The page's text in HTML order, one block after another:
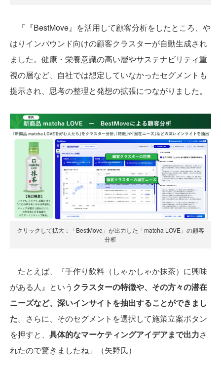
「『BestMove』を活用して顧客分析をしたところ、や
はりインバウンド向けの顧客クラスターが自動生成され
ました。健康・栄養意識の高い層やサステナビリティ重
視の層など、自社では想定していなかったセグメントも
提示され、思考の整理と発想の拡張につながりました。
クリックして拡大：「BestMove」が出力した「matcha LOVE」の顧客
分析
たとえば、『手作り飲料（しゃかしゃか抹茶）に興味
がある人』という クラスターの特徴や、その方々の潜在
ニーズなど、深いインサイトを抽出することができまし
た。さらに、そのセグメントを選択して施策立案ボタン
を押すと、 具体的なマーケティングアイデアまで出力さ
れたので驚きましたね」（矢野氏）